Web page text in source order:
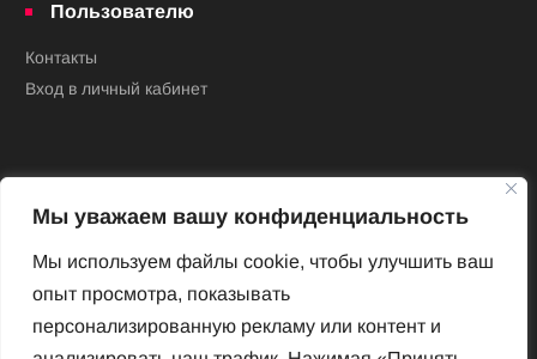
Мы уважаем вашу конфиденциальность
Мы используем файлы cookie, чтобы улучшить ваш
опыт просмотра, показывать
персонализированную рекламу или контент и
Пользователю
Контакты
Вход в личный кабинет
Новый Венский журнал
Архив номеров